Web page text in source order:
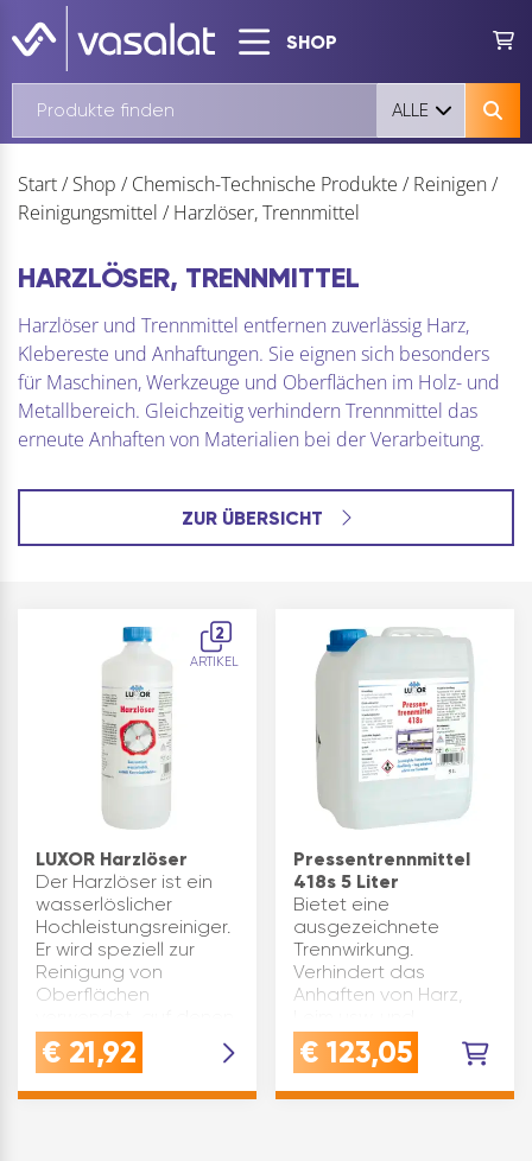
SHOP
ALLE
Start/ Shop / Chemisch-Technische Produkte / Reinigen/
Reinigungsmittel / Harzlöser, Trennmittel
HARZLÖSER, TRENNMITTEL
Harzlöser und Trennmittel entfernen zuverlässig Harz,
Klebereste und Anhaftungen. Sie eignen sich besonders
für Maschinen, Werkzeuge und Oberflächen im Holz- und
Metallbereich. Gleichzeitig verhindern Trennmittel das
erneute Anhaften von Materialien bei der Verarbeitung.
ZUR ÜBERSICHT
2
ARTIKEL
LUXOR Harzlöser
Der Harzlöser ist ein
wasserlöslicher
Hochleistungsreiniger.
Er wird speziell zur
Reinigung von
Oberflächen
Harz oder ähnliches
entfernt werden soll.
Flächen kön…
€ 21,92
Pressentrennmittel
418s 5 Liter
Bietet eine
ausgezeichnete
Trennwirkung.
Verhindert das
Anhaften von Harz,
erleichtert deren
Entfernung. Auch für
bestens geeignet.
€ 123,05